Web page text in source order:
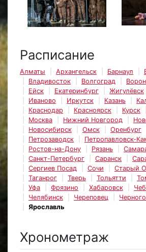
Расписание
Алматы Архангельск Барнаул
Владивосток
Волгоград
Ейск
Екатеринбург Жигулёвск
Иваново
Иркутск Казань
Краснодар
Красноярск Курск
Москва
Нижний Новгород
Новосибирск
Омск Оренбург
Петрозаводск
Петропавловск-
Ростов-на-Дону
Рязань
Санкт-Петербург
Саранск
Сергиев Посад
Сочи Старый
Таганрог
Тверь Тольятти
Уфа
Фрязино Хабаровск
Челябинск
Череповец
Ярославль
Хронометраж